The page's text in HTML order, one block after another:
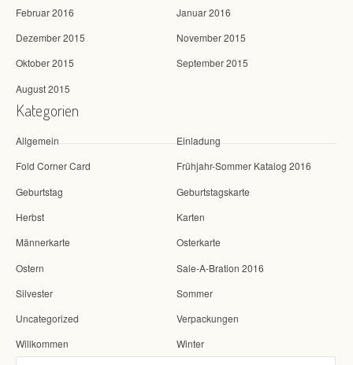
Februar 2016
Januar 2016
Dezember 2015
November 2015
Oktober 2015
September 2015
August 2015
Kategorien
Allgemein
Einladung
Fold Corner Card
Frühjahr-Sommer Katalog 2016
Geburtstag
Geburtstagskarte
Herbst
Karten
Männerkarte
Osterkarte
Ostern
Sale-A-Bration 2016
Silvester
Sommer
Uncategorized
Verpackungen
Willkommen
Winter